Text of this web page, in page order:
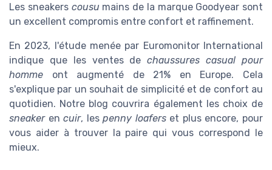
Les sneakers cousu mains de la marque Goodyear sont
un excellent compromis entre confort et raffinement.
En 2023, l'étude menée par Euromonitor International
indique que les ventes dechaussures casual pour
homme ont augmenté de 21% en Europe. Cela
s'explique par un souhait de simplicité et de confort au
quotidien. Notre blog couvrira également les choix de
sneakerencuir, lespenny loaferset plus encore, pour
vous aider à trouver la paire qui vous correspond le
mieux.